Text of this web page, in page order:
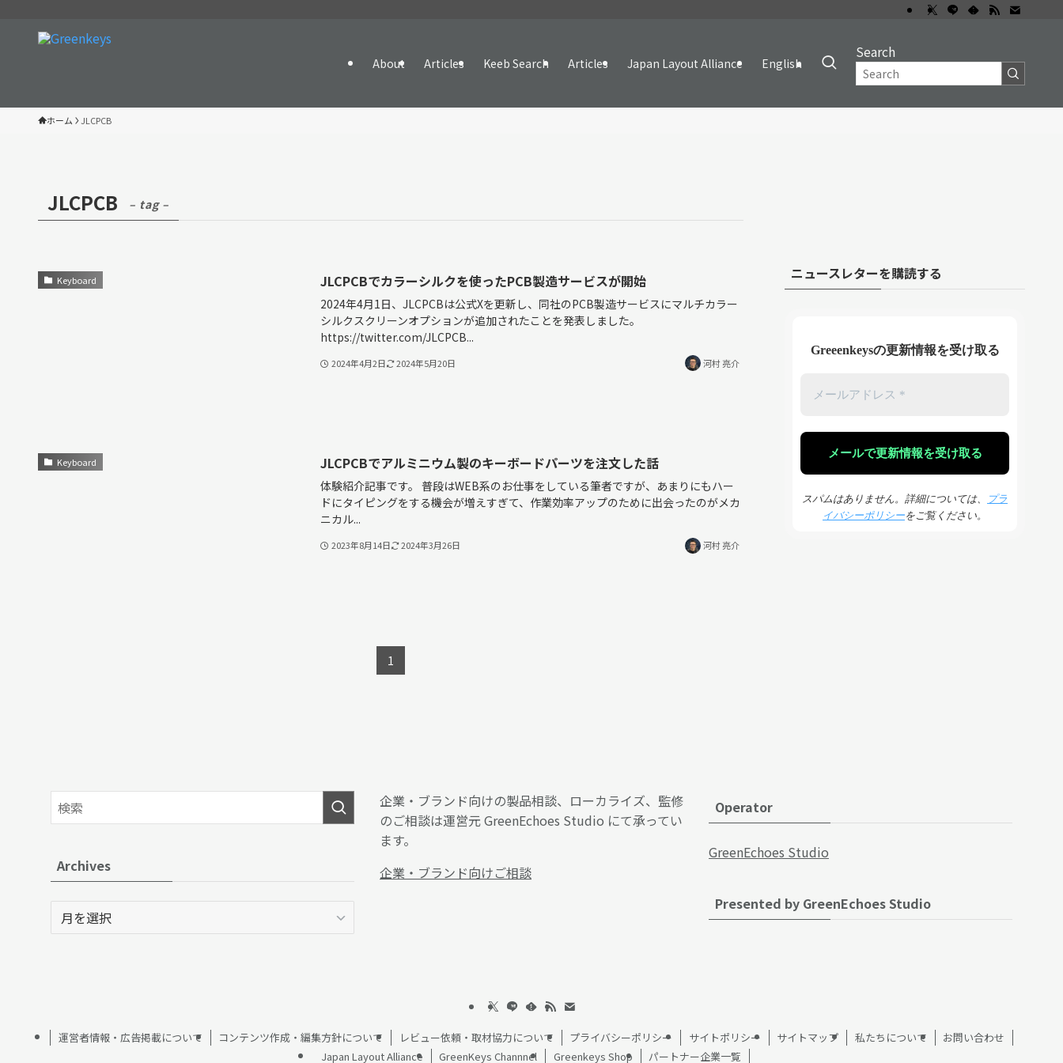
About Articles Keeb Search Articles Japan Layout Alliance English
Search
ホーム JLCPCB
JLCPCB – tag –
Keyboard JLCPCBでカラーシルクを使ったPCB製造サービスが開始
2024年4月1日、JLCPCBは公式Xを更新し、同社のPCB製造サービスにマルチカラー
シルクスクリーンオプションが追加されたことを発表しました。
https://twitter.com/JLCPCB...
2024年4月2日 2024年5月20日 河村 亮介
Keyboard JLCPCBでアルミニウム製のキーボードパーツを注文した話
体験紹介記事です。 普段はWEB系のお仕事をしている筆者ですが、あまりにもハー
ドにタイピングをする機会が増えすぎて、作業効率アップのために出会ったのがメカ
ニカル...
2023年8月14日 2024年3月26日 河村 亮介
1
ニュースレターを購読する
Greeenkeysの更新情報を受け取る
スパムはありません。詳細については、
プラ
イバシーポリシーをご覧ください。
Archives
Archives
企業・ブランド向けの製品相談、ローカライズ、監修
のご相談は運営元 GreenEchoes Studio にて承ってい
ます。
企業・ブランド向けご相談
Operator
GreenEchoes Studio
Presented by GreenEchoes Studio
運営者情報・広告掲載について コンテンツ作成・編集方針について レビュー依頼・取材協力について プライバシーポリシー サイトポリシー サイトマップ 私たちについて
お問い合わせ
Japan Layout Alliance
GreenKeys Channnel Greenkeys Shop パートナー企業一覧